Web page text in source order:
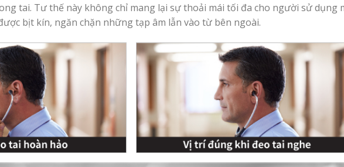
tai. Tư thế này không chỉ mang lại sự thoải mái tối đa cho người sử dụng
bịt kín, ngăn chặn những tạp âm lẫn vào từ bên ngoài.